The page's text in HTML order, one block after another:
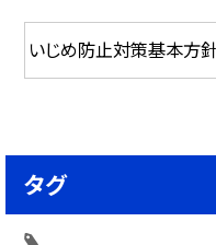
タグ